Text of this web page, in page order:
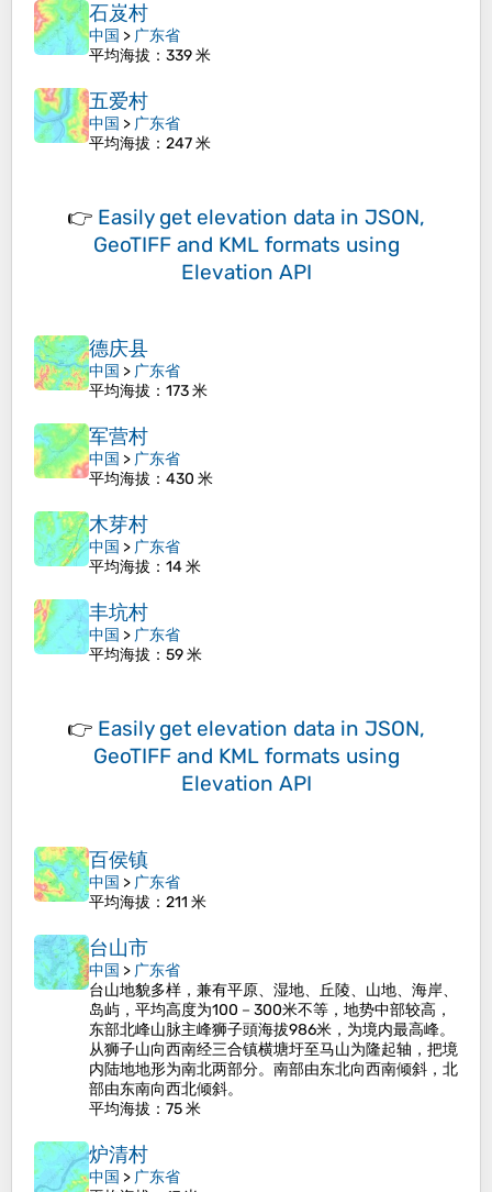
石岌村
中国 > 广东省
平均海拔 ：339 米
五爱村
中国 > 广东省
平均海拔 ：247 米
👉 Easily get elevation data in JSON,
GeoTIFF and KML formats using
Elevation API
德庆县
中国 > 广东省
平均海拔 ：173 米
军营村
中国 > 广东省
平均海拔 ：430 米
木芽村
中国 > 广东省
平均海拔 ：14 米
丰坑村
中国 > 广东省
平均海拔 ：59 米
👉 Easily get elevation data in JSON,
GeoTIFF and KML formats using
Elevation API
百侯镇
中国 > 广东省
平均海拔 ：211 米
台山市
中国 > 广东省
台山地貌多样，兼有平原、湿地、丘陵、山地、海岸、
岛屿，平均高度为100－300米不等，地势中部较高，
东部北峰山脉主峰狮子頭海拔986米，为境内最高峰。
从狮子山向西南经三合镇横塘圩至马山为隆起轴，把境
内陆地地形为南北两部分。南部由东北向西南倾斜，北
部由东南向西北倾斜。
平均海拔 ：75 米
炉清村
中国 > 广东省